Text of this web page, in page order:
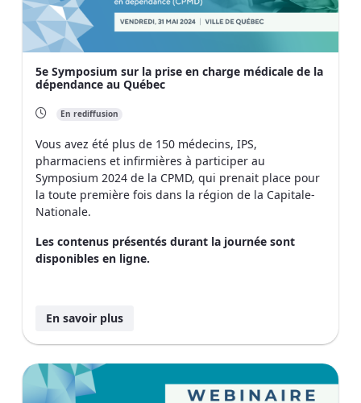
5e Symposium sur la prise en charge médicale de la
dépendance au Québec
En rediffusion
Vous avez été plus de 150 médecins, IPS,
pharmaciens et infirmières à participer au
Symposium 2024 de la CPMD, qui prenait place pour
la toute première fois dans la région de la Capitale-
Nationale.
Les contenus présentés durant la journée sont
disponibles en ligne.
En savoir plus